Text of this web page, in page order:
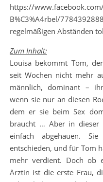
https://
B%C3%A4rbel/
regelmäßigen Abständen
Zum Inhalt:
Louisa bekommt Tom,
seit Wochen nicht mehr
männlich, dominant –
wenn sie nur an diesen
dem er sie beim Sex
braucht … Aber in dieser
einfach abgehauen.
entschieden, und für Tom
mehr verdient. Doch ob
Ärztin ist die erste Frau,